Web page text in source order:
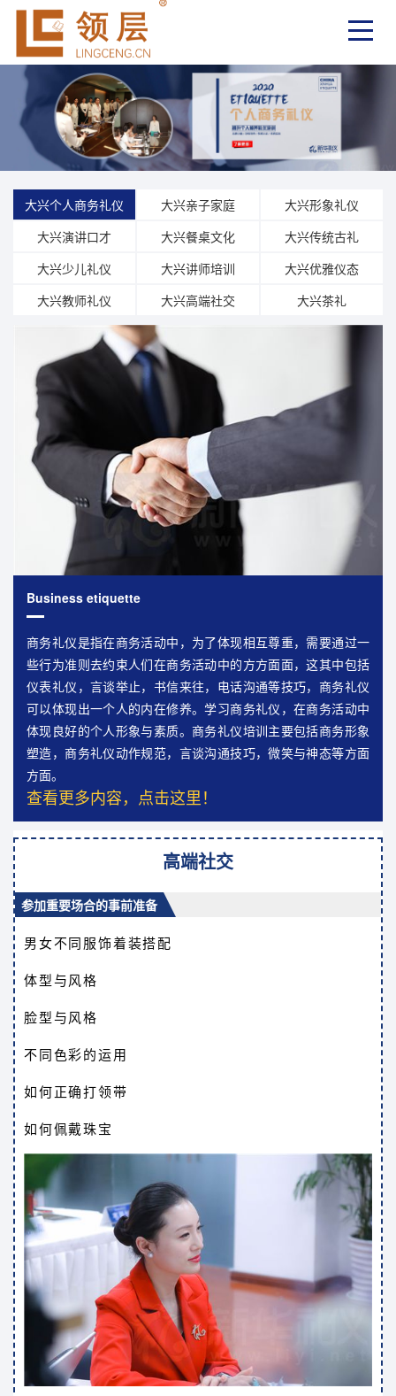
大兴个人商务礼仪 大兴亲子家庭
大兴形象礼仪
大兴演讲口才
大兴餐桌文化
大兴传统古礼
大兴少儿礼仪
大兴讲师培训
大兴优雅仪态
大兴教师礼仪
大兴高端社交 大兴茶礼
Business etiquette
商务礼仪是指在商务活动中，为了体现相互尊重，需要通过一
些行为准则去约束人们在商务活动中的方方面面，这其中包括
仪表礼仪，言谈举止，书信来往，电话沟通等技巧，商务礼仪
可以体现出一个人的内在修养。学习商务礼仪，在商务活动中
体现良好的个人形象与素质。商务礼仪培训主要包括商务形象
塑造，商务礼仪动作规范，言谈沟通技巧，微笑与神态等方面
方面。
查看更多内容，点击这里！
高端社交
参加重要场合的事前准备
男女不同服饰着装搭配
体型与风格
脸型与风格
不同色彩的运用
如何正确打领带
如何佩戴珠宝